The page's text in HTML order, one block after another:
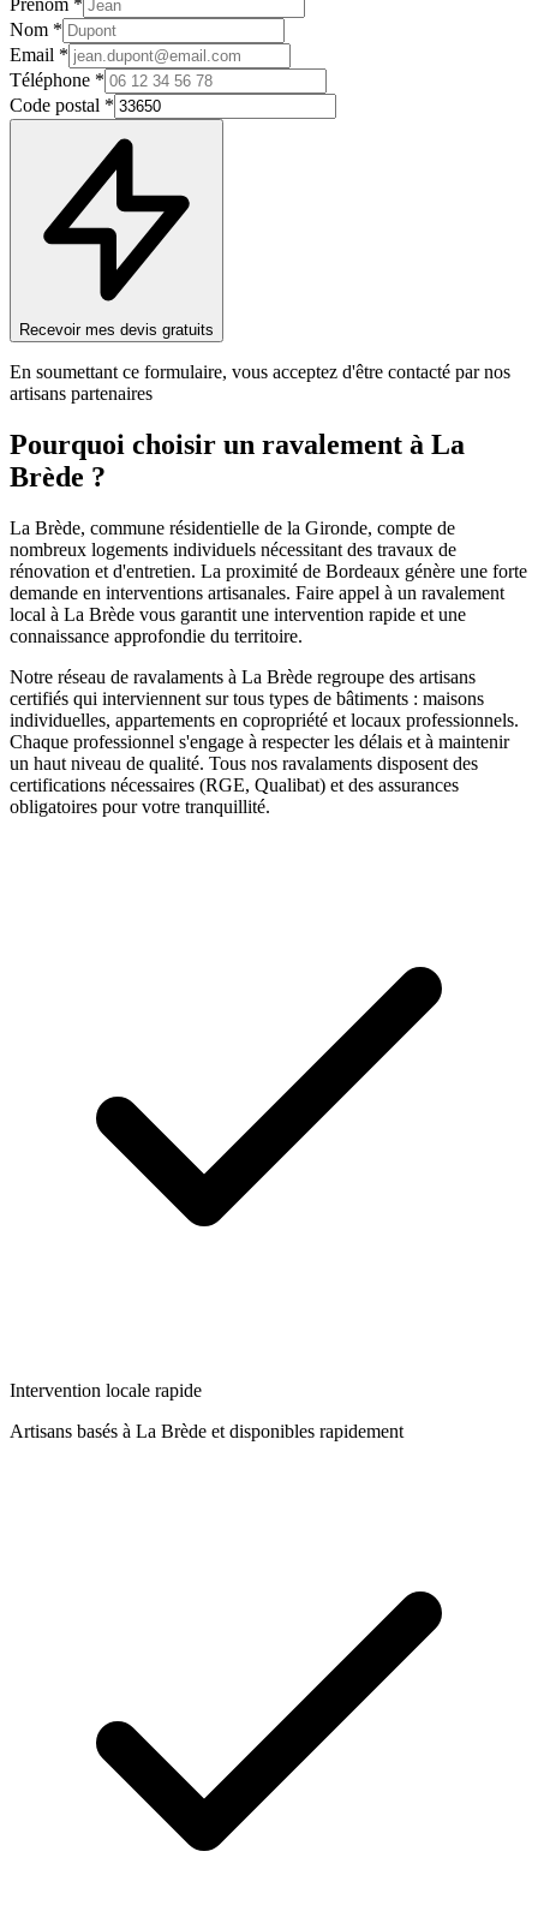
Prénom *
Nom *
Email *
Téléphone *
Code postal *
Recevoir mes devis gratuits
En soumettant ce formulaire, vous acceptez d'être contacté par nos
artisans partenaires
Pourquoi choisir un ravalement à La
Brède ?
La Brède, commune résidentielle de la Gironde, compte de
nombreux logements individuels nécessitant des travaux de
rénovation et d'entretien. La proximité de Bordeaux génère une forte
demande en interventions artisanales. Faire appel à un ravalement
local à La Brède vous garantit une intervention rapide et une
connaissance approfondie du territoire.
Notre réseau de ravalaments à La Brède regroupe des artisans
certifiés qui interviennent sur tous types de bâtiments : maisons
individuelles, appartements en copropriété et locaux professionnels.
Chaque professionnel s'engage à respecter les délais et à maintenir
un haut niveau de qualité. Tous nos ravalaments disposent des
certifications nécessaires (RGE, Qualibat) et des assurances
obligatoires pour votre tranquillité.
Intervention locale rapide
Artisans basés à La Brède et disponibles rapidement